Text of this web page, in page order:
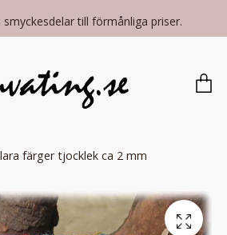
smyckesdelar till förmånliga priser.
färger tjocklek ca 2 mm